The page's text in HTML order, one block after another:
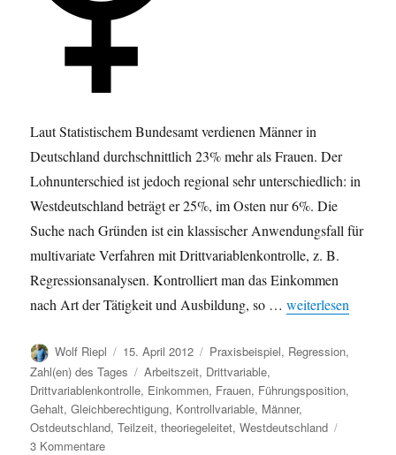
Laut Statistischem Bundesamt verdienen Männer in
Deutschland durchschnittlich 23% mehr als Frauen. Der
Lohnunterschied ist jedoch regional sehr unterschiedlich: in
Westdeutschland beträgt er 25%, im Osten nur 6%. Die
Suche nach Gründen ist ein klassischer Anwendungsfall für
multivariate Verfahren mit Drittvariablenkontrolle, z. B.
Regressionsanalysen. Kontrolliert man das Einkommen
nach Art der Tätigkeit und Ausbildung, so …weiterlesen
Autor
Wolf Riepl
Veröffentlicht
am
15. April 2012 Kategorien
Praxisbeispiel, Regression,
Zahl(en) des Tages
Schlagwörter
Arbeitszeit, Drittvariable,
Drittvariablenkontrolle, Einkommen, Frauen, Führungsposition,
Gehalt,Gleichberechtigung, Kontrollvariable, Männer,
Ostdeutschland,Teilzeit,theoriegeleitet,Westdeutschland
3 Kommentarezu